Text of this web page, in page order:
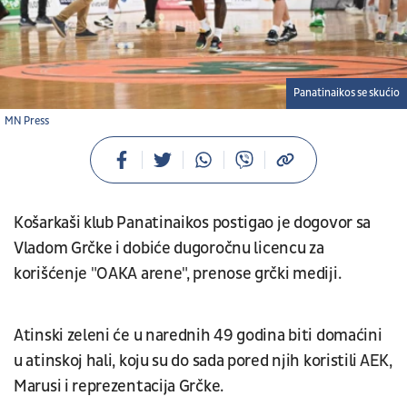
MN Press
Panatinaikos se skućio
Košarkaši klub Panatinaikos postigao je dogovor sa
Vladom Grčke i dobiće dugoročnu licencu za
korišćenje "OAKA arene", prenose grčki mediji.
Atinski zeleni će u narednih 49 godina biti domaćini
u atinskoj hali, koju su do sada pored njih koristili AEK,
Marusi i reprezentacija Grčke.